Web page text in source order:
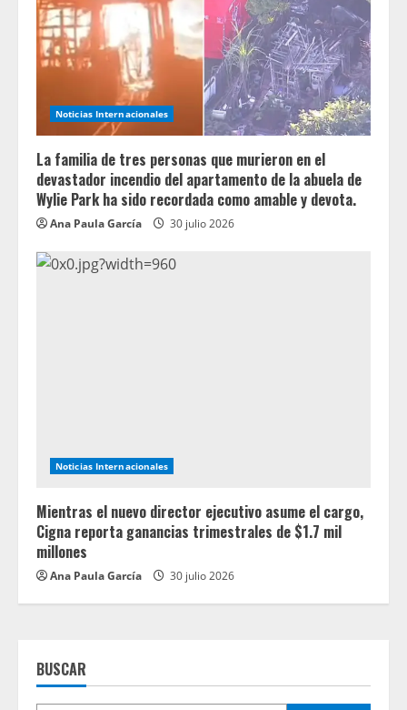
Noticias Internacionales
La familia de tres personas que murieron en el
devastador incendio del apartamento de la abuela de
Wylie Park ha sido recordada como amable y devota.
Ana Paula García 30 julio 2026
Noticias Internacionales
Mientras el nuevo director ejecutivo asume el cargo,
Cigna reporta ganancias trimestrales de $1.7 mil
millones
Ana Paula García 30 julio 2026
BUSCAR